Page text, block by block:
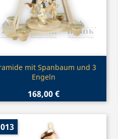
Vorschau
mit Spanbaum und 3
Engeln
168,00 €